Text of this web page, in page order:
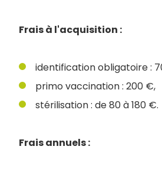
Frais à l'acquisition :
identification obligatoire :
primo vaccination : 200 €,
stérilisation : de 80 à 180 €.
Frais annuels :